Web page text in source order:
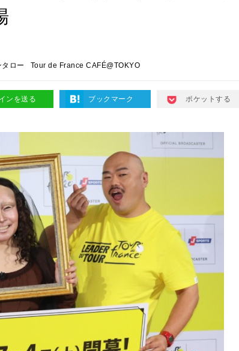
タロー Tour de France CAFÉ@TOKYO
ンを送る ブックマーク ポケットする